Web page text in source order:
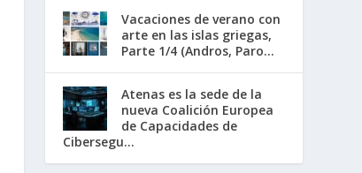
Vacaciones de verano con
arte en las islas griegas,
Parte 1/4 (Andros, Paro...
Atenas es la sede de la
nueva Coalición Europea
de Capacidades de
Cibersegu...